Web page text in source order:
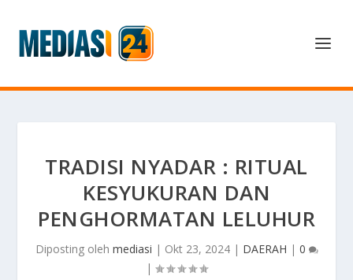
TRADISI NYADAR : RITUAL
KESYUKURAN DAN
PENGHORMATAN LELUHUR
Diposting oleh mediasi | Okt 23, 2024| DAERAH | 0
|